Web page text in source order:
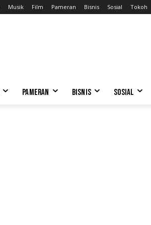
Musik Film Pameran Bisnis Sosial Tokoh
PAMERAN BISNIS SOSIAL